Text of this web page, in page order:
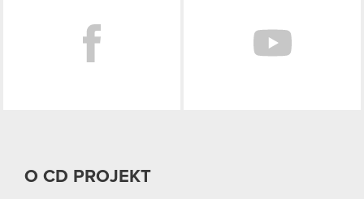
O CD PROJEKT